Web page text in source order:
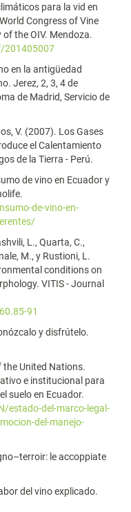
para la vid en
Congress of Vine
the OIV. Mendoza.
201405007
en la antigüedad
Jerez, 2, 3, 4 de
de Madrid, Servicio de
V. (2007). Los Gases
el Calentamiento
de la Tierra - Perú.
de vino en Ecuador y
de-vino-en-
L., Quarta, C.,
M., y Rustioni, L.
conditions on
VITIS - Journal
91
y disfrútelo.
United Nations.
e institucional para
suelo en Ecuador.
estado-del-marco-legal-
del-manejo-
le accoppiate
del vino explicado.